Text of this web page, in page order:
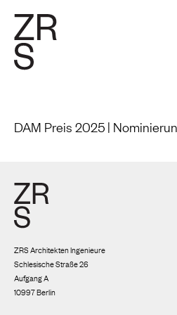
DAM Preis 2025 |
ZRS Architekten Ingenieure
Schlesische Straße 26
Aufgang A
10997 Berlin